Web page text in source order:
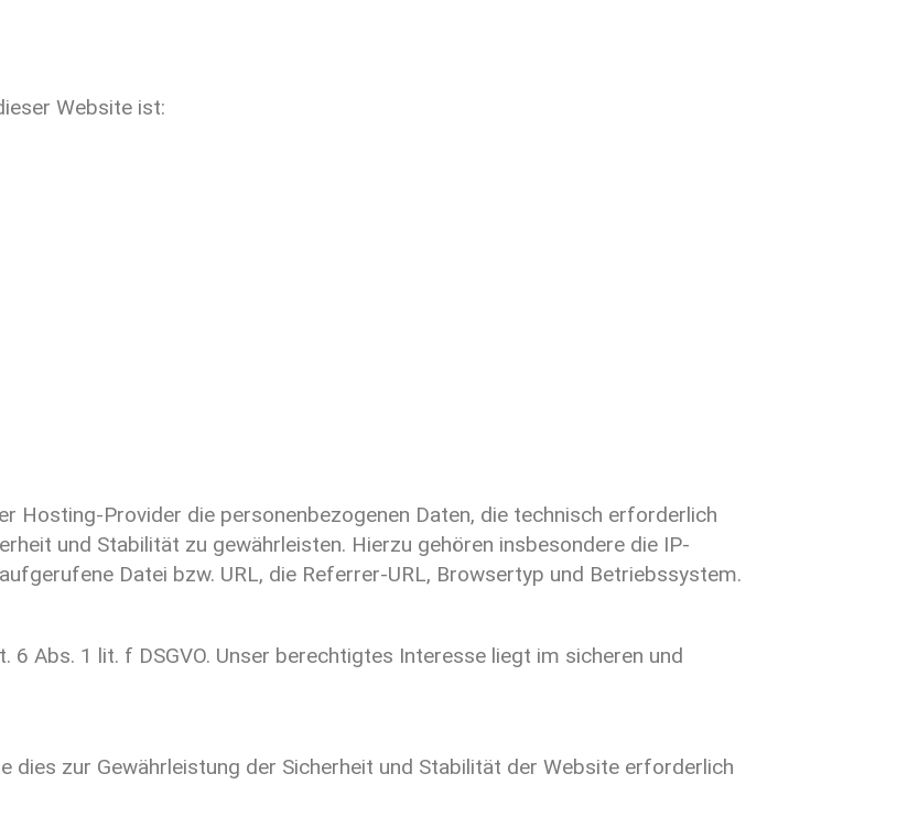
Website ist:
Hosting-Provider die personenbezogenen Daten, die technisch erforderlich
und Stabilität zu gewährleisten. Hierzu gehören insbesondere die IP-
Datei bzw. URL, die Referrer-URL, Browsertyp und Betriebssystem.
Abs. 1 lit. f DSGVO. Unser berechtigtes Interesse liegt im sicheren und
dies zur Gewährleistung der Sicherheit und Stabilität der Website erforderlich